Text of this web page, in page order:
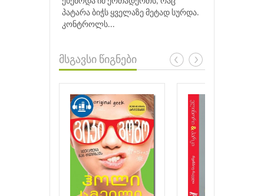
პატარა ბიჭს ყველაზე მეტად სურდა.
კონტროლს...
მსგავსი წიგნები